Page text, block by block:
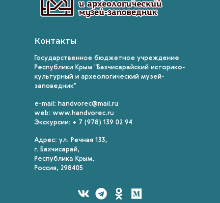
Контакты
Государственное бюджетное учреждение
Республики Крым "Бахчисарайский историко-
культурный и археологический музей-
заповедник"
e-mail: handvorec@mail.ru
web: www.handvorec.ru
Экскурсии: + 7 (978) 139 02 94
Адрес: ул. Речная 133,
г. Бахчисарай,
Республика Крым,
Россия, 298405